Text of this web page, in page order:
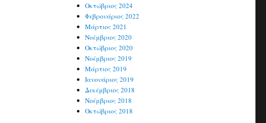
Οκτώβριος 2024
Φεβρουάριος 2022
Μάρτιος 2021
Νοέμβριος 2020
Οκτώβριος 2020
Νοέμβριος 2019
Μάρτιος 2019
Ιανουάριος 2019
Δεκέμβριος 2018
Νοέμβριος 2018
Οκτώβριος 2018